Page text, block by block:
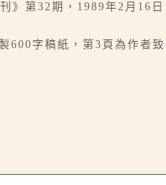
》第32期，1989年2月16日
600字稿紙，第3頁為作者